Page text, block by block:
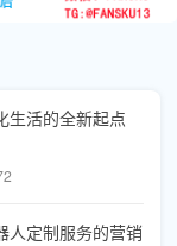
生活的全新起点
人定制服务的营销